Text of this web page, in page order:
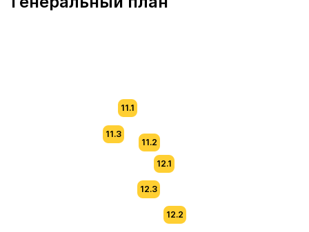
11.3
11.1
11.2
12.1
12.2
12.3